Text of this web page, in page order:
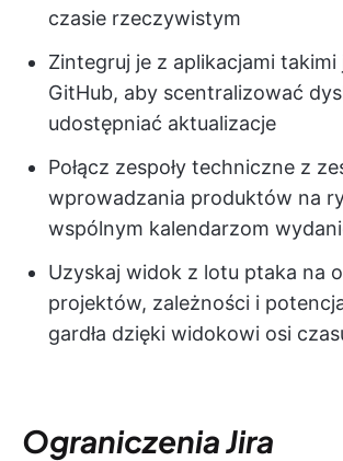
czasie rzeczywistym
Zintegruj je z aplikacjami takimi
GitHub, aby scentralizować
udostępniać aktualizacje
Połącz zespoły techniczne z
wprowadzania produktów na
wspólnym kalendarzom
Uzyskaj widok z lotu ptaka na
projektów, zależności i
gardła dzięki widokowi osi
Ograniczenia Jira